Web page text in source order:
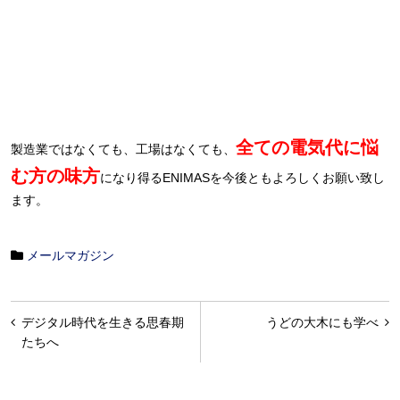
製造業ではなくても、工場はなくても、 全ての電気代に悩
む方の味方になり得るENIMASを今後ともよろしくお願い致し
ます。
メールマガジン
投
稿
うどの大木にも学べ
デジタル時代を生きる思春期
たちへ